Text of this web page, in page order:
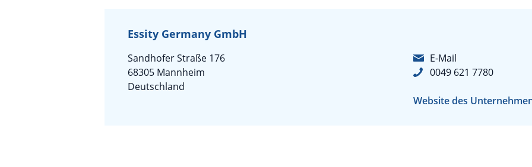
Essity Germany GmbH
Sandhofer Straße 176
68305 Mannheim
Deutschland
E-Mail
0049 621 7780
Website des